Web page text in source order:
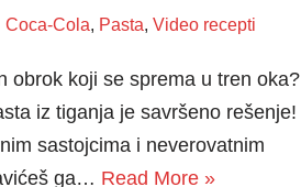
Coca-Cola, Pasta, Video recepti
obrok koji se sprema u tren oka?
iz tiganja je savršeno rešenje!
sastojcima i neverovatnim
ga… Read More »